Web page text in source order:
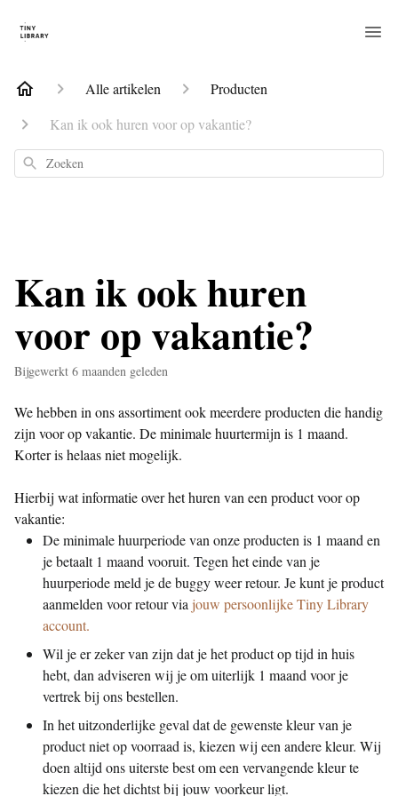
Alle artikelen
Producten
Kan ik ook huren voor op vakantie?
Zoeken
Kan ik ook huren
voor op vakantie?
Bijgewerkt 6 maanden geleden
We hebben in ons assortiment ook meerdere producten die handig
zijn voor op vakantie. De minimale huurtermijn is 1 maand.
Korter is helaas niet mogelijk.
Hierbij wat informatie over het huren van een product voor op
vakantie:
De minimale huurperiode van onze producten is 1 maand en
je betaalt 1 maand vooruit. Tegen het einde van je
huurperiode meld je de buggy weer retour. Je kunt je product
aanmelden voor retour via jouw persoonlijke Tiny Library
account.
Wil je er zeker van zijn dat je het product op tijd in huis
hebt, dan adviseren wij je om uiterlijk 1 maand voor je
vertrek bij ons bestellen.
In het uitzonderlijke geval dat de gewenste kleur van je
product niet op voorraad is, kiezen wij een andere kleur. Wij
doen altijd ons uiterste best om een vervangende kleur te
kiezen die het dichtst bij jouw voorkeur ligt.